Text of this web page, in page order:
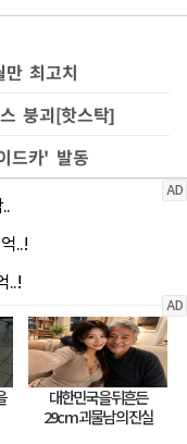
최고치
붕괴[핫스탁]
드카' 발동